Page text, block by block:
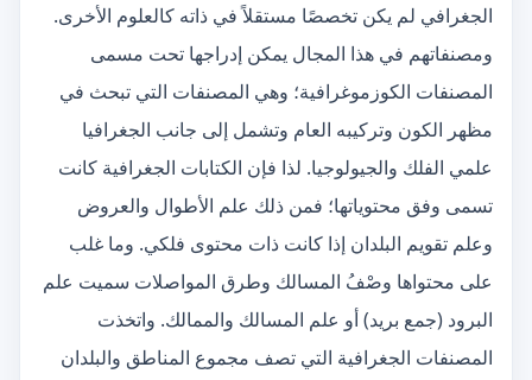
الجغرافي لم يكن تخصصًا مستقلاً في ذاته كالعلوم الأخرى.
ومصنفاتهم في هذا المجال يمكن إدراجها تحت مسمى
المصنفات الكوزموغرافية؛ وهي المصنفات التي تبحث في
مظهر الكون وتركيبه العام وتشمل إلى جانب الجغرافيا
علمي الفلك والجيولوجيا. لذا فإن الكتابات الجغرافية كانت
تسمى وفق محتوياتها؛ فمن ذلك علم الأطوال والعروض
وعلم تقويم البلدان إذا كانت ذات محتوى فلكي. وما غلب
على محتواها وصْفُ المسالك وطرق المواصلات سميت علم
البرود (جمع بريد) أو علم المسالك والممالك. واتخذت
المصنفات الجغرافية التي تصف مجموع المناطق والبلدان